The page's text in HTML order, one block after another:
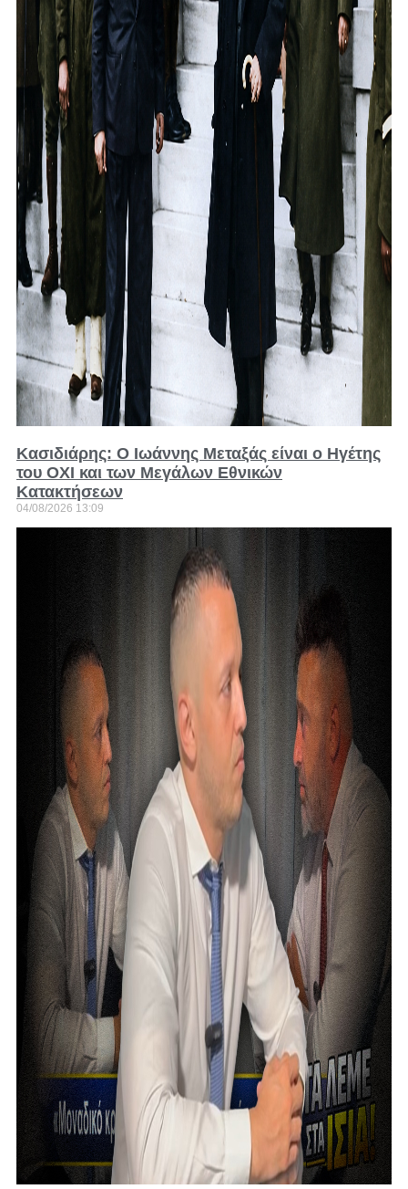
Κασιδιάρης: Ο Ιωάννης Μεταξάς είναι ο Ηγέτης
του ΟΧΙ και των Μεγάλων Εθνικών
Κατακτήσεων
04/08/2026 13:09